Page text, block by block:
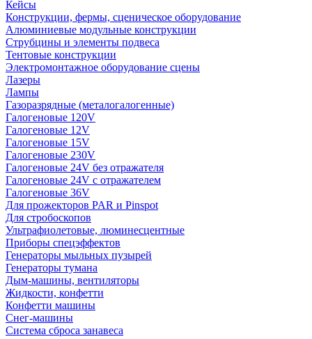
Кейсы
Конструкции, фермы, сценическое оборудование
Алюминиевые модульные конструкции
Струбцины и элементы подвеса
Тентовые конструкции
Электромонтажное оборудование сцены
Лазеры
Лампы
Газоразрядные (металогалогенные)
Галогеновые 120V
Галогеновые 12V
Галогеновые 15V
Галогеновые 230V
Галогеновые 24V без отражателя
Галогеновые 24V с отражателем
Галогеновые 36V
Для прожекторов PAR и Pinspot
Для стробоскопов
Ультрафиолетовые, люминесцентные
Приборы спецэффектов
Генераторы мыльных пузырей
Генераторы тумана
Дым-машины, вентиляторы
Жидкости, конфетти
Конфетти машины
Снег-машины
Система сброса занавеса